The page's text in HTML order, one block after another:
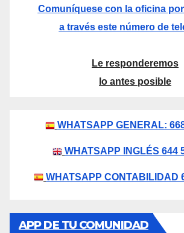
Comuníquese con la oficina
a través este número de
Le responderemos
lo antes posible
WHATSAPP GENERAL:
WHATSAPP INGLÉS 644
WHATSAPP CONTABILIDAD
APP DE TU COMUNIDAD